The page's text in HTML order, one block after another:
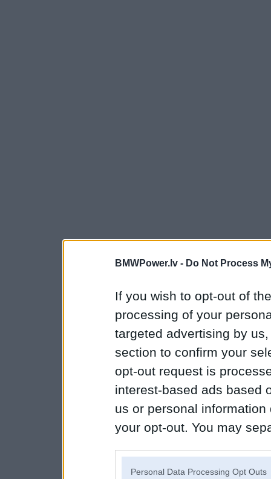
BMWPower.lv - Do Not Process
If you wish to opt-out of
processing of your
targeted advertising by
section to confirm your
opt-out request is
interest-based ads based
us or personal
your opt-out. You may
Personal Data Processing Opt Outs